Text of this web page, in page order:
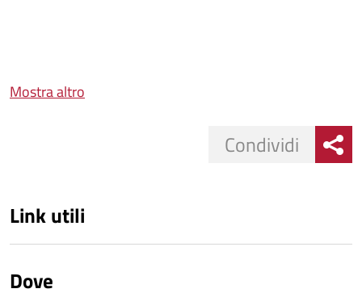
Mostra altro
Condividi
Link utili
Dove